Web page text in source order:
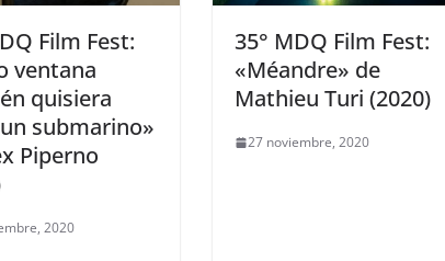
Film Fest:
ventana
quisiera
submarino»
Piperno
2020
35° MDQ Film Fest:
«Méandre» de
Mathieu Turi (2020)
27 noviembre, 2020